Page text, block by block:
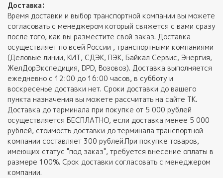
Доставка:
Время доставки и выбор транспортной компании вы можете
согласовать с менеджером который свяжется с вами сразу
после того, как вы разместите свой заказ. Доставка
осуществляет по всей России , транспортными компаниями
(Деловые линии, КИТ, СДЭК, ПЭК, Байкал Сервис, Энергия,
ЖелДорЭкспедиция, DPD, Возовоз). Доставка выполняется
ежедневно с 12:00 до 16:00 часов, в субботу и
воскресенье доставки нет. Сроки доставки до вашего
пункта назначения вы можете рассчитать на сайте ТК.
Доставка до терминала при покупке от 5 000 рублей
осуществляется БЕСПЛАТНО, если доставка менее 5 000
рублей, стоимость доставки до терминала транспортной
компании составляет 300 рублей.При покупке товаров,
имеющих статус "под заказ", требуется внесение оплаты в
размере 100%. Срок доставки согласовать с менеджером
компании.